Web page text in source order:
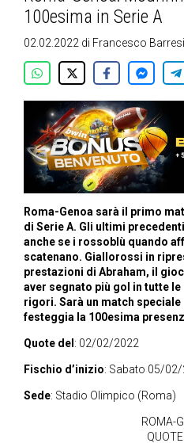
100esima in Serie A
02.02.2022 di Francesco Barresi
Roma-Genoa sarà il primo
di Serie A. Gli ultimi
anche se i rossoblù quando
scatenano. Giallorossi in
prestazioni di Abraham, il
aver segnato più gol in tutte
rigori. Sarà un match
festeggia la 100esima
Quote del : 02/02/2022
Fischio d’inizio: Sabato 05/
Sede: Stadio Olimpico (Roma)
ROMA-